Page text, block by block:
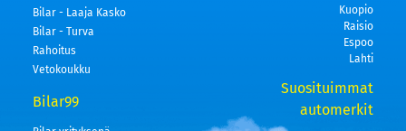
Bilar - Laaja Kasko
Bilar - Turva
Rahoitus
Vetokoukku
Bilar99
Kuopio
Raisio
Espoo
Lahti
Suosituimmat
automerkit